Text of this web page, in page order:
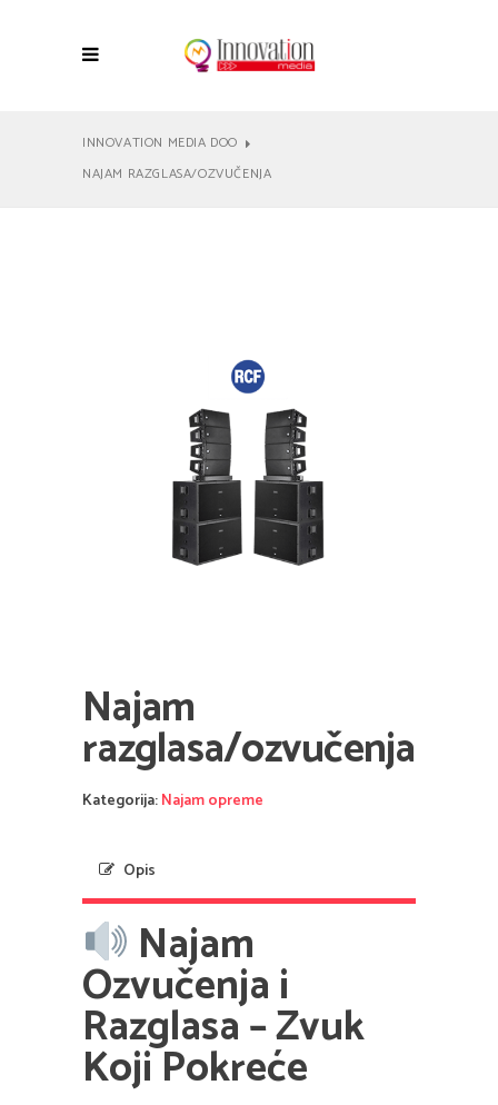
INNOVATION MEDIA DOO
NAJAM RAZGLASA/OZVUČENJA
Najam
razglasa/ozvučenja
Kategorija:Najam opreme
Opis
Najam
Ozvučenja i
Razglasa – Zvuk
Koji Pokreće